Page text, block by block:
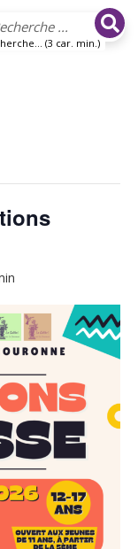
(3 car. min.)